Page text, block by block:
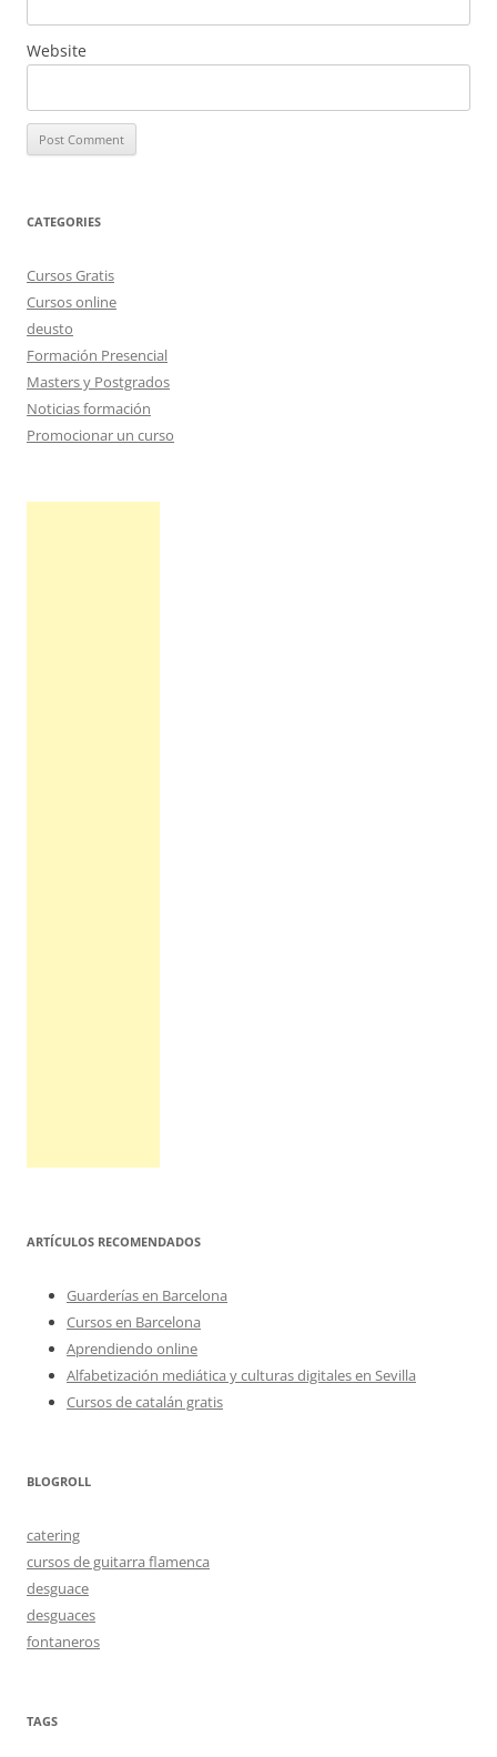
Website
CATEGORIES
Cursos Gratis
Cursos online
deusto
Formación Presencial
Masters y Postgrados
Noticias formación
Promocionar un curso
ARTÍCULOS RECOMENDADOS
Guarderías en Barcelona
Cursos en Barcelona
Aprendiendo online
Alfabetización mediática y culturas digitales en Sevilla
Cursos de catalán gratis
BLOGROLL
catering
cursos de guitarra flamenca
desguace
desguaces
fontaneros
TAGS